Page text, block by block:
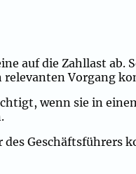
auf die Zahllast ab.
Vorgang
wenn sie in
Geschäftsführers